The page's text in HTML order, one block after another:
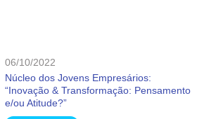
06/10/2022
Núcleo dos Jovens Empresários:
“Inovação & Transformação: Pensamento
e/ou Atitude?”